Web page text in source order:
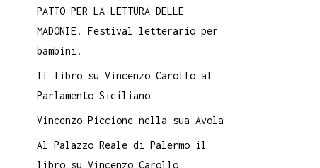
PATTO PER LA LETTURA DELLE
MADONIE. Festival letterario per
bambini.
Il libro su Vincenzo Carollo al
Parlamento Siciliano
Vincenzo Piccione nella sua Avola
Al Palazzo Reale di Palermo il
libro su Vincenzo Carollo